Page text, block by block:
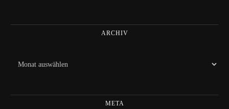
ARCHIV
Archiv
META